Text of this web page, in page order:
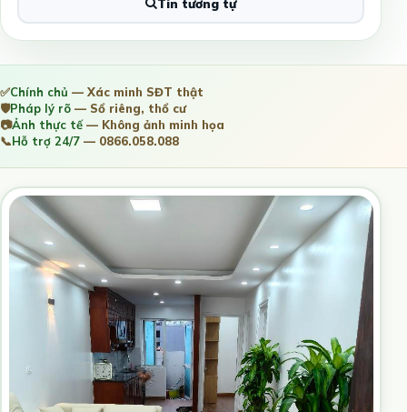
✅Chính chủ — Xác minh SĐT thật
🛡️Pháp lý rõ — Sổ riêng, thổ cư
📷Ảnh thực tế— Không ảnh minh họa
📞Hỗ trợ 24/7 — 0866.058.088